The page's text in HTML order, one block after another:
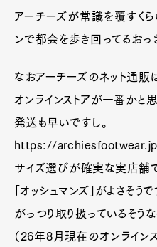
アーチーズが常識を覆すく
ンで都会を歩き回ってるおっ
なおアーチーズのネット通販
オンラインストアが一番かと思
発送も早いですし。
https://
サイズ選びが確実な実店舗
「オッシュマンズ」がよさそうで
がっつり取り扱っているそうな
（26年8月現在のオンライン